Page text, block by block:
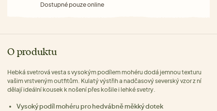
Dostupné pouze online
O produktu
Hebká svetrová vesta s vysokým podílem mohéru dodá jemnou texturu
vašim vrstveným outfitům. Kulatý výstřih a nadčasový severský vzor z ní
dělají ideální kousek k nošení přes košile i lehké svetry.
Vysoký podíl mohéru pro hedvábně měkký dotek